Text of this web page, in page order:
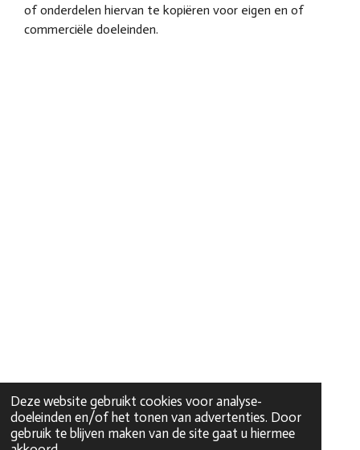
Deze website gebruikt cookies voor analyse-
doeleinden en/of het tonen van advertenties. Door
gebruik te blijven maken van de site gaat u hiermee
of onderdelen hiervan te kopiëren voor eigen en of
commerciële doeleinden.